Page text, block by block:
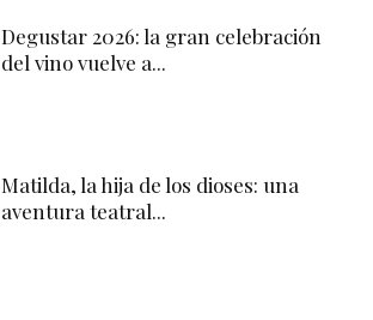
Degustar 2026: la gran celebración
del vino vuelve a...
Matilda, la hija de los dioses: una
aventura teatral...